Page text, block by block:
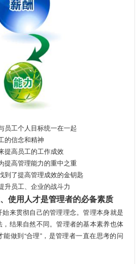
工个人目标统一在一起
信念和精神
高员工的工作成效
高管理能力的重中之重
了提高管理成效的金钥匙
员工、企业的战斗力
使用人才是管理者的必备素质
来贯彻自己的管理理念。管理本身就是
结果自然不同。管理者的基本素养也体
做到“合理”，是管理者一直在思考的问